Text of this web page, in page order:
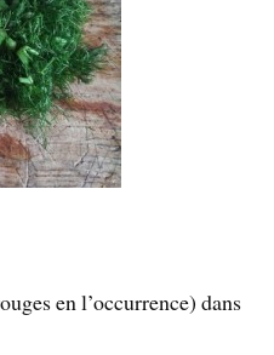
en l’occurrence) dans